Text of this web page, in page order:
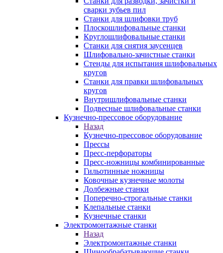
сварки зубьев пил
Станки для шлифовки труб
Плоскошлифовальные станки
Круглошлифовальные станки
Станки для снятия заусенцев
Шлифовально-зачистные станки
Стенды для испытания шлифовальных
кругов
Станки для правки шлифовальных
кругов
Внутришлифовальные станки
Подвесные шлифовальные станки
Кузнечно-прессовое оборудование
Назад
Кузнечно-прессовое оборудование
Прессы
Пресс-перфораторы
Пресс-ножницы комбинированные
Гильотинные ножницы
Ковочные кузнечные молоты
Долбежные станки
Поперечно-строгальные станки
Клепальные станки
Кузнечные станки
Электромонтажные станки
Назад
Электромонтажные станки